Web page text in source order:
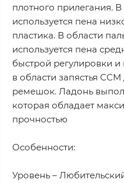
плотного прилегания.
используется пена
пластика. В области
используется пена
быстрой регулировки
в области запястья
ремешок. Ладонь
которая обладает
прочностью
Особенности:
Уровень –